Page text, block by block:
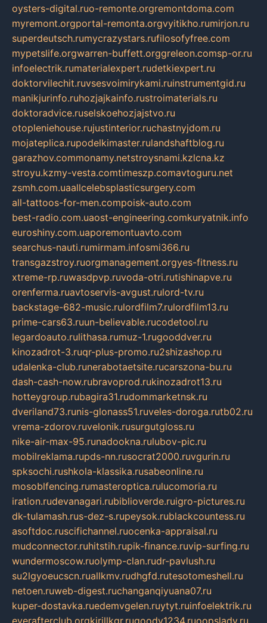
oysters-digital.ruo-remonte.orgremontdoma.com
myremont.orgportal-remonta.orgvyitikho.rumirjon.ru
superdeutsch.rumycrazystars.rufilosofyfree.com
mypetslife.orgwarren-buffett.orggreleon.comsp-or.ru
infoelectrik.rumaterialexpert.rudetkiexpert.ru
doktorvilechit.ruvsesvoimirykami.ruinstrumentgid.ru
manikjurinfo.ruhozjajkainfo.rustroimaterials.ru
doktoradvice.ruselskoehozjajstvo.ru
otopleniehouse.rujustinterior.ruchastnyjdom.ru
mojateplica.rupodelkimaster.rulandshaftblog.ru
garazhov.commonamy.netstroysnami.kzlcna.kz
stroyu.kzmy-vesta.comtimeszp.comavtoguru.net
zsmh.com.uaallcelebsplasticsurgery.com
all-tattoos-for-men.compoisk-auto.com
best-radio.com.uaost-engineering.comkuryatnik.info
euroshiny.com.uaporemontuavto.com
searchus-nauti.rumirmam.infosmi366.ru
transgazstroy.ruorgmanagement.orgyes-fitness.ru
xtreme-rp.ruwasdpvp.ruvoda-otri.rutishinapve.ru
orenferma.ruavtoservis-avgust.rulord-tv.ru
backstage-682-music.rulordfilm7.rulordfilm13.ru
prime-cars63.ruun-believable.rucodetool.ru
legardoauto.rulithasa.rumuz-1.rugooddver.ru
kinozadrot-3.ruqr-plus-promo.ru2shizashop.ru
udalenka-club.runerabotaetsite.rucarszona-bu.ru
dash-cash-now.rubravoprod.rukinozadrot13.ru
hotteygroup.rubagira31.rudommarketnsk.ru
dveriland73.runis-glonass51.ruveles-doroga.rutb02.ru
vrema-zdorov.ruvelonik.rusurgutgloss.ru
nike-air-max-95.runadookna.rulubov-pic.ru
mobilreklama.rupds-nn.rusocrat2000.ruvgurin.ru
spksochi.rushkola-klassika.rusabeonline.ru
mosoblfencing.rumasteroptica.rulucomoria.ru
iration.rudevanagari.rubiblioverde.ruigro-pictures.ru
dk-tulamash.rus-dez-s.rupeysok.rublackcountess.ru
asoftdoc.ruscifichannel.ruocenka-appraisal.ru
mudconnector.ruhitstih.rupik-finance.ruvip-surfing.ru
wundermoscow.ruolymp-clan.rudr-pavlush.ru
su2lgyoeucscn.ruallkmv.rudhgfd.rutesotomeshell.ru
netoen.ruweb-digest.ruchanganqiyuana07.ru
kuper-dostavka.ruedemvgelen.ruytyt.ruinfoelektrik.ru
everafterclub.orgkirillkgr.rugoodv1234.ruoopslady.ru